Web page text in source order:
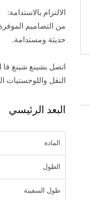
الالتزام بالاستدامة:
من التصاميم
حديثة ومستدامة.
النقل واللوجستيات
البعد الرئيسي
المادة
الطول
طول السفينة